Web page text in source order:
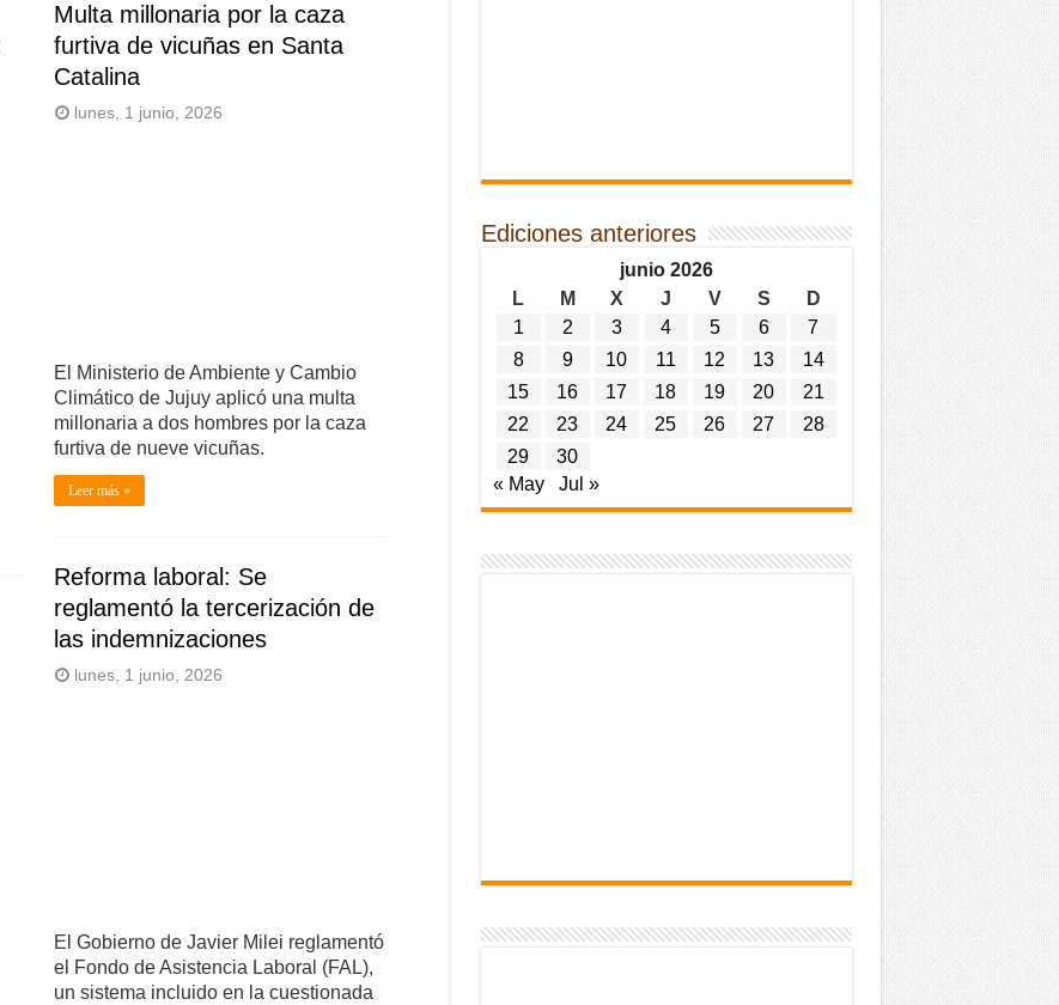
Multa millonaria por la caza
furtiva de vicuñas en Santa
Catalina
lunes, 1 junio, 2026
El Ministerio de Ambiente y Cambio
Climático de Jujuy aplicó una multa
millonaria a dos hombres por la caza
furtiva de nueve vicuñas.
Leer más »
Reforma laboral: Se
reglamentó la tercerización de
las indemnizaciones
lunes, 1 junio, 2026
El Gobierno de Javier Milei reglamentó
el Fondo de Asistencia Laboral (FAL),
un sistema incluido en la cuestionada
Ediciones anteriores
junio 2026
L
M X J V S
D
1
2 3 4 5 6
7
8
9 10 11 12 13
14
15
16 17 18 19 20
21
22
23 24 25 26 27
28
29
30
« May
Jul »